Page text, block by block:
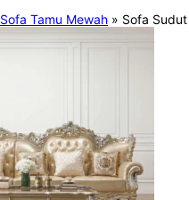
Sofa Tamu Mewah » Sofa